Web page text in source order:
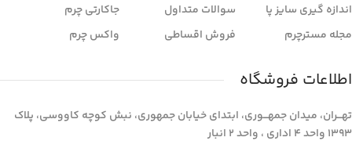
اندازه گیری سایز پا
مجله مسترچرم
سوالات متداول
فروش اقساطی
جاکارتی چرم
واکس چرم
اطلاعات فروشگاه
تهـــران، میدان جمهـــوری، ابتدای خیابان جمهوری، نبش کوچه کاووسی، پلاک
1393 واحد 4 اداری ، واحد 2 انبار